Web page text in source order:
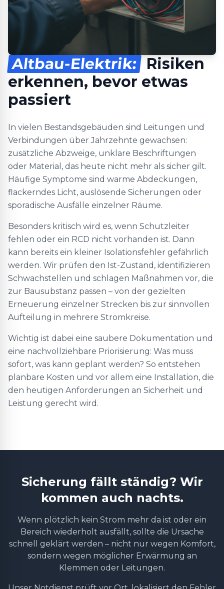
Altbau-Elektrik: Risiken
erkennen, bevor etwas
passiert
In vielen Bestandsgebäuden sind Leitungen und
Verbindungen über Jahrzehnte gewachsen:
zusätzliche Abzweige, unklare Beschriftungen
oder Material, das heute nicht mehr als sicher gilt.
Häufige Symptome sind warme Abdeckungen,
flackerndes Licht, auslösende Sicherungen oder
sporadische Ausfälle einzelner Räume.
Besonders kritisch wird es, wenn Schutzleiter
fehlen oder ein RCD nicht vorhanden ist. Dann
kann bereits ein kleiner Isolationsfehler gefährlich
werden. Wir prüfen den Ist-Zustand, identifizieren
Schwachstellen und schlagen Maßnahmen vor, die
zur Bausubstanz passen – von der gezielten
Erneuerung einzelner Strecken bis zur sinnvollen
Aufteilung in mehrere Stromkreise.
Wichtig ist dabei eine saubere Dokumentation und
eine nachvollziehbare Priorisierung: Was muss
sofort, was kann geplant werden? So entstehen
planbare Kosten und vor allem eine Installation, die
den heutigen Anforderungen an Sicherheit und
Leistung gerecht wird.
Sicherung fällt ständig? Wir
kommen auch nachts.
Wenn plötzlich kein Strom mehr da ist oder ein
Bereich wiederholt ausfällt, sollte die Ursache
schnell geklärt werden – nicht nur wegen Komfort,
sondern wegen möglicher Erwärmung an
Klemmen oder Leitungen.